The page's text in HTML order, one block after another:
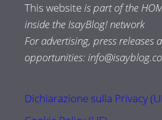
This websiteis part of the
inside the IsayBlog! network
For advertising, press releases
opportunities:
Dichiarazione sulla Privacy